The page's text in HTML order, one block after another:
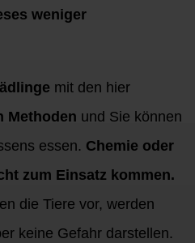
weniger
mit den hier
Methoden und Sie können
essen. Chemie oder
zum Einsatz kommen.
die Tiere vor, werden
keine Gefahr darstellen.